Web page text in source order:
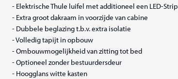
- Elektrische Thule luifel met additioneel een LED-Strip
- Extra groot dakraam in voorzijde van cabine
- Dubbele beglazing t.b.v. extra isolatie
- Volledig tapijt in opbouw
- Ombouwmogelijkheid van zitting tot bed
- Optioneel zonder bestuurdersdeur
- Hoogglans witte kasten